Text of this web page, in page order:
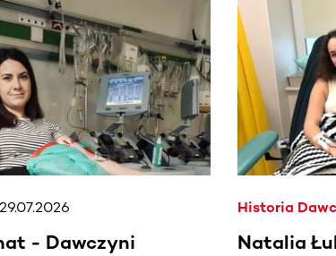
29.07.2026
- Dawczyni
Historia
Natalia